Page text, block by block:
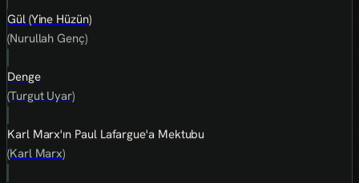
Gül (Yine Hüzün)
(Nurullah Genç)
Denge
(Turgut Uyar)
Karl Marx'ın Paul Lafargue'a Mektubu
(Karl Marx)